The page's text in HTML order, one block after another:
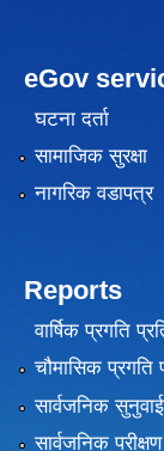
eGov
घटना दर्ता
सामाजिक सुरक्षा
नागरिक वडापत्र
Reports
वार्षिक प्रगति
चौमासिक प्रगति
सार्वजनिक सुनुवाई
सार्वजनिक परीक्षण